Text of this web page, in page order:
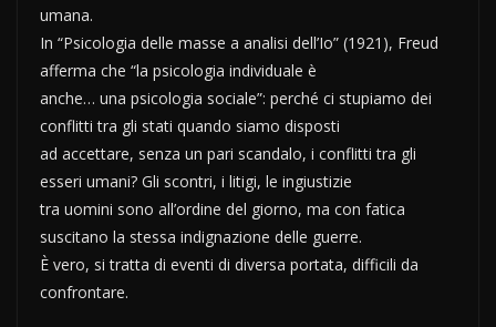
umana.
In “Psicologia delle masse a analisi dell’Io” (1921), Freud
afferma che “la psicologia individuale è
anche… una psicologia sociale”: perché ci stupiamo dei
conflitti tra gli stati quando siamo disposti
ad accettare, senza un pari scandalo, i conflitti tra gli
esseri umani? Gli scontri, i litigi, le ingiustizie
tra uomini sono all’ordine del giorno, ma con fatica
suscitano la stessa indignazione delle guerre.
È vero, si tratta di eventi di diversa portata, difficili da
confrontare.